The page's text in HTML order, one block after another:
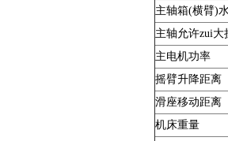
主轴箱(横臂)
主轴允许zui大
主电机功率
摇臂升降距离
滑座移动距离
机床重量